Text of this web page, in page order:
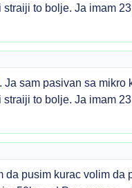
to bolje. Ja imam
. Ja sam pasivan sa mikro
to bolje. Ja imam
pusim kurac volim da